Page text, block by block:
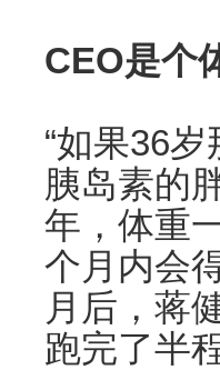
CEO是个
“如果36
胰岛素的
年，体重
个月内会
月后，蒋
跑完了半程